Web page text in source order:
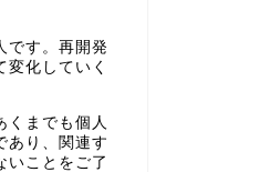
です。再開発
化していく
くまでも個人
あり、関連す
いことをご了